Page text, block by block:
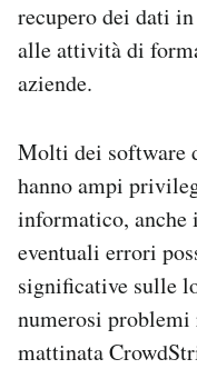
recupero dei dati
alle attività di
aziende.
Molti dei software
hanno ampi
informatico, anche
eventuali errori
significative sulle
numerosi
mattinata